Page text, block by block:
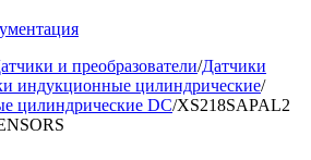
и преобразователи/Датчики
индукционные цилиндрические/
цилиндрические DC/XS218SAPAL2